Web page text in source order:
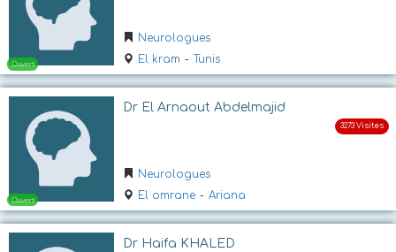
Ouvert
Neurologues
El kram - Tunis
Dr El Arnaout Abdelmajid
Neurologues
El omrane - Ariana
Dr Haifa KHALED